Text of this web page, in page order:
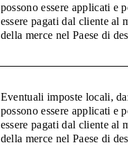
possono essere applicati e
essere pagati dal cliente al
della merce nel Paese di
Eventuali imposte locali,
possono essere applicati e
essere pagati dal cliente al
della merce nel Paese di